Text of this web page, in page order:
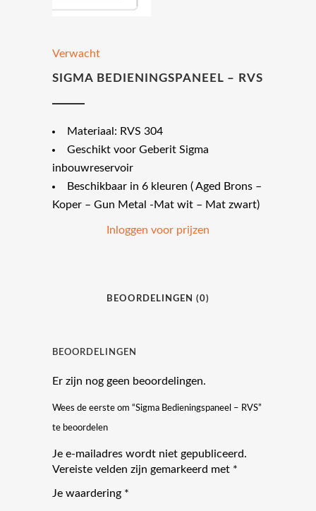
Verwacht
SIGMA BEDIENINGSPANEEL – RVS
Materiaal: RVS 304
Geschikt voor Geberit Sigma
inbouwreservoir
Beschikbaar in 6 kleuren ( Aged Brons –
Koper – Gun Metal -Mat wit – Mat zwart)
Inloggen voor prijzen
BEOORDELINGEN (0)
BEOORDELINGEN
Er zijn nog geen beoordelingen.
Wees de eerste om “Sigma Bedieningspaneel – RVS”
te beoordelen
Je e-mailadres wordt niet gepubliceerd.
Vereiste velden zijn gemarkeerd met *
Je waardering *